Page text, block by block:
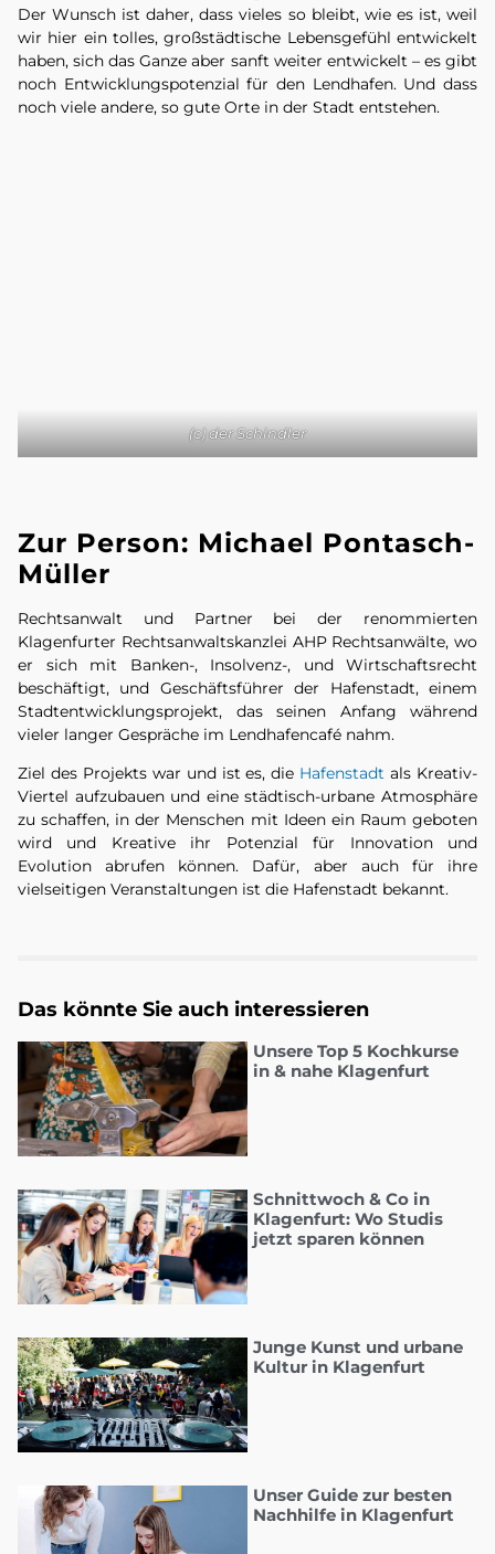
Der Wunsch ist daher, dass vieles so bleibt, wie es ist, weil
wir hier ein tolles, großstädtische Lebensgefühl entwickelt
haben, sich das Ganze aber sanft weiter entwickelt – es gibt
noch Entwicklungspotenzial für den Lendhafen. Und dass
noch viele andere, so gute Orte in der Stadt entstehen.
(c) der Schindler
Zur Person: Michael Pontasch-
Müller
Rechtsanwalt und Partner bei der renommierten
Klagenfurter Rechtsanwaltskanzlei AHP Rechtsanwälte, wo
er sich mit Banken-, Insolvenz-, und Wirtschaftsrecht
beschäftigt, und Geschäftsführer der Hafenstadt, einem
Stadtentwicklungsprojekt, das seinen Anfang während
vieler langer Gespräche im Lendhafencafé nahm.
Ziel des Projekts war und ist es, die Hafenstadtals Kreativ-
Viertel aufzubauen und eine städtisch-urbane Atmosphäre
zu schaffen, in der Menschen mit Ideen ein Raum geboten
wird und Kreative ihr Potenzial für Innovation und
Evolution abrufen können. Dafür, aber auch für ihre
vielseitigen Veranstaltungen ist die Hafenstadt bekannt.
Das könnte Sie auch interessieren
Unsere Top 5 Kochkurse
in & nahe Klagenfurt
Schnittwoch & Co in
Klagenfurt: Wo Studis
jetzt sparen können
Junge Kunst und urbane
Kultur in Klagenfurt
Unser Guide zur besten
Nachhilfe in Klagenfurt